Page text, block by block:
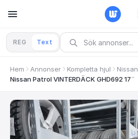
REG Text
Hem Annonser Kompletta hjul Nissan
Nissan Patrol VINTERDÄCK GHD692 17¨